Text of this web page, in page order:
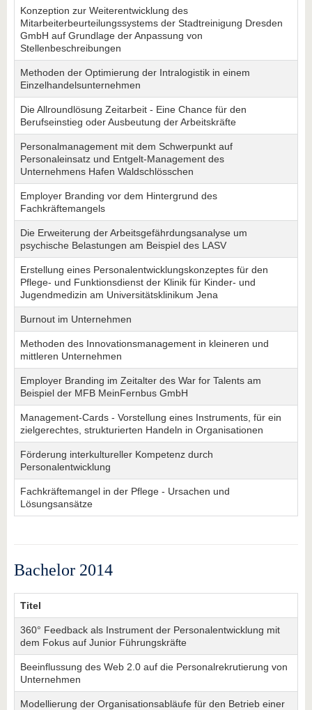
Konzeption zur Weiterentwicklung des
Mitarbeiterbeurteilungssystems der Stadtreinigung Dresden
GmbH auf Grundlage der Anpassung von
Stellenbeschreibungen
Methoden der Optimierung der Intralogistik in einem
Einzelhandelsunternehmen
Die Allroundlösung Zeitarbeit - Eine Chance für den
Berufseinstieg oder Ausbeutung der Arbeitskräfte
Personalmanagement mit dem Schwerpunkt auf
Personaleinsatz und Entgelt-Management des
Unternehmens Hafen Waldschlösschen
Employer Branding vor dem Hintergrund des
Fachkräftemangels
Die Erweiterung der Arbeitsgefährdungsanalyse um
psychische Belastungen am Beispiel des LASV
Erstellung eines Personalentwicklungskonzeptes für den
Pflege- und Funktionsdienst der Klinik für Kinder- und
Jugendmedizin am Universitätsklinikum Jena
Burnout im Unternehmen
Methoden des Innovationsmanagement in kleineren und
mittleren Unternehmen
Employer Branding im Zeitalter des War for Talents am
Beispiel der MFB MeinFernbus GmbH
Management-Cards - Vorstellung eines Instruments, für ein
zielgerechtes, strukturierten Handeln in Organisationen
Förderung interkultureller Kompetenz durch
Personalentwicklung
Fachkräftemangel in der Pflege - Ursachen und
Lösungsansätze
Bachelor 2014
Titel
360° Feedback als Instrument der Personalentwicklung mit
dem Fokus auf Junior Führungskräfte
Beeinflussung des Web 2.0 auf die Personalrekrutierung von
Unternehmen
Modellierung der Organisationsabläufe für den Betrieb einer